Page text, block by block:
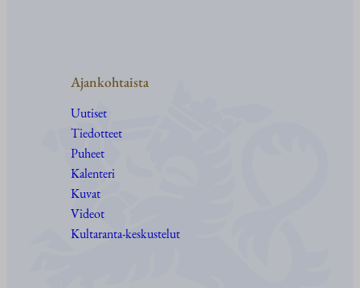
Ajankohtaista
Uutiset
Tiedotteet
Puheet
Kalenteri
Kuvat
Videot
Kultaranta-keskustelut